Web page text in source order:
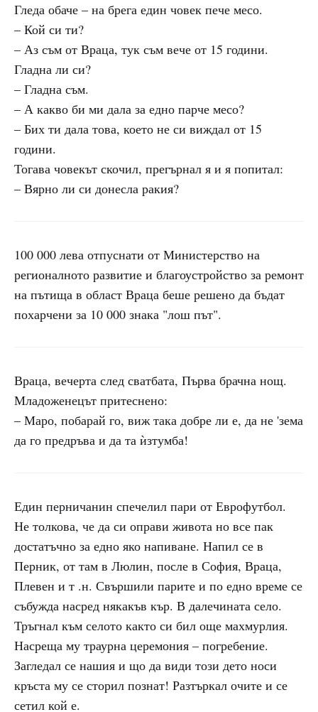
Гледа обаче – на брега един човек пече месо.
– Кой си ти?
– Аз съм от Враца, тук съм вече от 15 години.
Гладна ли си?
– Гладна съм.
– А какво би ми дала за едно парче месо?
– Бих ти дала това, което не си виждал от 15
години.
Тогава човекът скочил, прегърнал я и я попитал:
– Вярно ли си донесла ракия?
100 000 лева отпуснати от Министерство на
регионалното развитие и благоустройство за ремонт
на пътища в област Враца беше решено да бъдат
похарчени за 10 000 знака "лош път".
Враца, вечерта след сватбата, Първа брачна нощ.
Младоженецът притеснено:
– Маро, побарай го, виж така добре ли е, да не 'зема
да го предръва и да та ѝзтумба!
Един перничанин спечелил пари от Еврофутбол.
Не толкова, че да си оправи живота но все пак
достатъчно за едно яко напиване. Напил се в
Перник, от там в Люлин, после в София, Враца,
Плевен и т .н. Свършили парите и по едно време се
събужда насред някакъв кър. В далечината село.
Тръгнал към селото както си бил още махмурлия.
Насреща му траурна церемония – погребение.
Загледал се нашия и що да види този дето носи
кръста му се сторил познат! Разтъркал очите и се
сетил кой е.